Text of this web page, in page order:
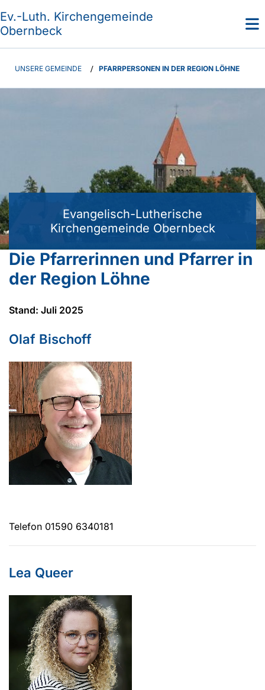
Ev.-Luth. Kirchengemeinde
Obernbeck
UNSERE GEMEINDE / PFARRPERSONEN IN DER REGION LÖHNE
Evangelisch-Lutherische
Kirchengemeinde Obernbeck
Die Pfarrerinnen und Pfarrer in
der Region Löhne
Stand: Juli 2025
Olaf Bischoff
Telefon 01590 6340181
Lea Queer